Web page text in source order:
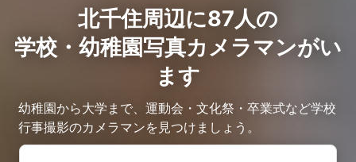
北千住周辺に87人の
学校・幼稚園写真カメラマンがい
ます
幼稚園から大学まで、運動会・文化祭・卒業式など学校
行事撮影のカメラマンを見つけましょう。